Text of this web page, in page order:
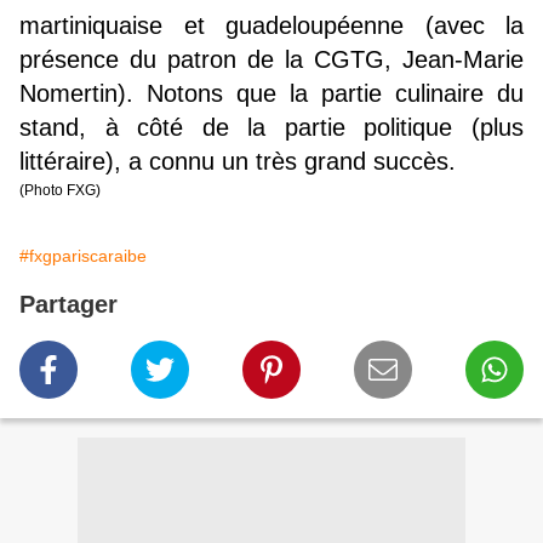
martiniquaise et guadeloupéenne (avec la
présence du patron de la CGTG, Jean-Marie
Nomertin). Notons que la partie culinaire du
stand, à côté de la partie politique (plus
littéraire), a connu un très grand succès.
(Photo FXG)
#fxgpariscaraibe
Partager